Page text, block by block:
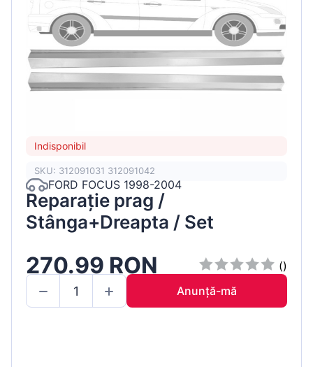
Indisponibil
SKU: 312091031 312091042
FORD FOCUS 1998-2004
Reparație prag /
Stânga+Dreapta / Set
270.99 RON
()
Anunță-mă